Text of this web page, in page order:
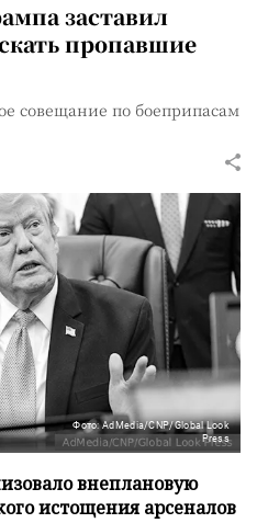
заставил
пропавшие
совещание по боеприпасам
Фото: AdMedia/CNP/Global Look
Press
внеплановую
истощения арсеналов